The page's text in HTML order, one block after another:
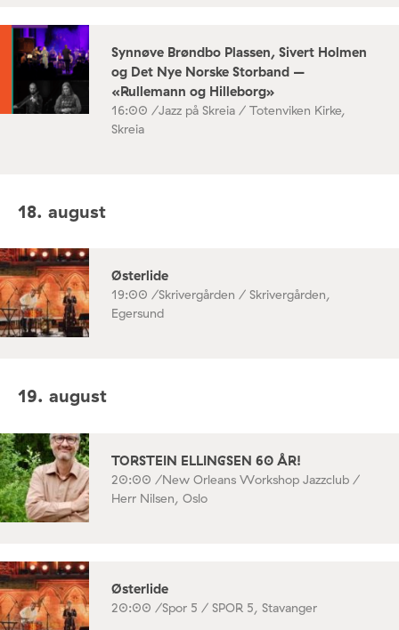
Synnøve Brøndbo Plassen, Sivert Holmen
og Det Nye Norske Storband –
«Rullemann og Hilleborg»
16:00 /Jazz på Skreia / Totenviken Kirke,
Skreia
18. august
Østerlide
19:00 /Skrivergården / Skrivergården,
Egersund
19. august
TORSTEIN ELLINGSEN 60 ÅR!
20:00 /New Orleans Workshop Jazzclub /
Herr Nilsen, Oslo
Østerlide
20:00 /Spor 5 / SPOR 5, Stavanger